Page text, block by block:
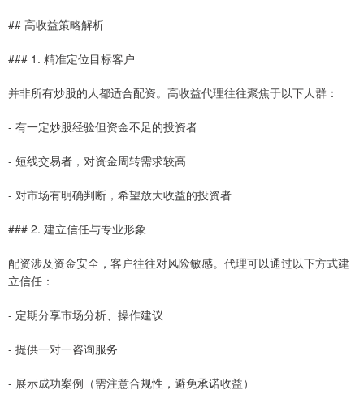
## 高收益策略解析
### 1. 精准定位目标客户
并非所有炒股的人都适合配资。高收益代理往往聚焦于以下人群：
- 有一定炒股经验但资金不足的投资者
- 短线交易者，对资金周转需求较高
- 对市场有明确判断，希望放大收益的投资者
### 2. 建立信任与专业形象
配资涉及资金安全，客户往往对风险敏感。代理可以通过以下方式建
立信任：
- 定期分享市场分析、操作建议
- 提供一对一咨询服务
- 展示成功案例（需注意合规性，避免承诺收益）